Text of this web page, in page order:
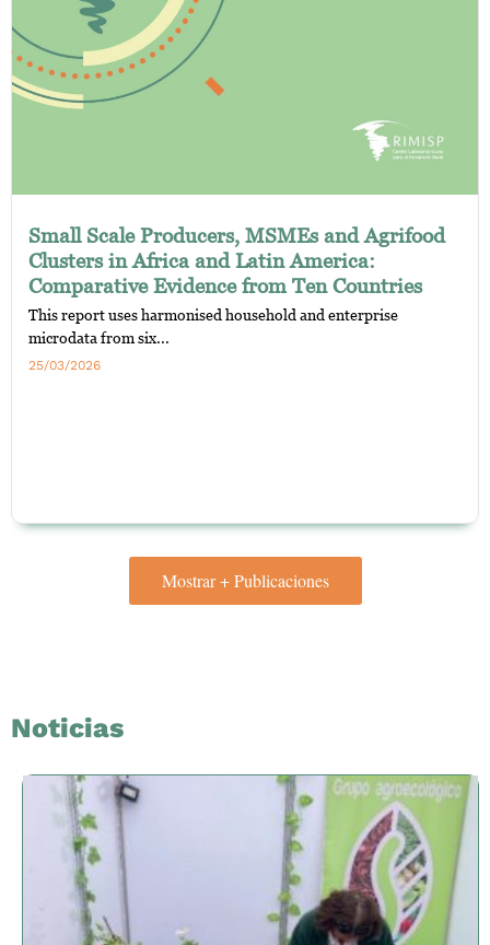
Small Scale Producers, MSMEs and Agrifood
Clusters in Africa and Latin America:
Comparative Evidence from Ten Countries
This report uses harmonised household and enterprise
microdata from six...
25/03/2026
Mostrar + Publicaciones
Noticias